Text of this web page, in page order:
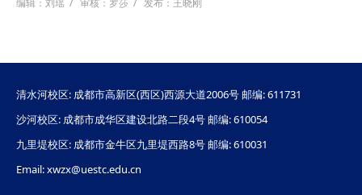
编辑：刘瑶 / 审核：罗莎 / 发布：王晓刚
清水河校区: 成都市高新区(西区)西源大道2006号 邮编: 611731
沙河校区: 成都市成华区建设北路二段4号 邮编: 610054
九里堤校区: 成都市金牛区九里堤西路8号 邮编: 610031
Email: xwzx@uestc.edu.cn